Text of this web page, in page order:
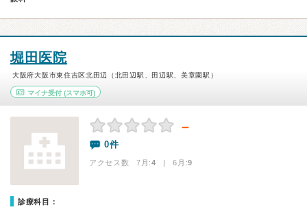
堀田医院
大阪府大阪市東住吉区北田辺（北田辺駅、田辺駅、美章園駅）
マイナ受付 (スマホ可)
－
0件
アクセス数 7月:4 | 6月:9
診療科目：